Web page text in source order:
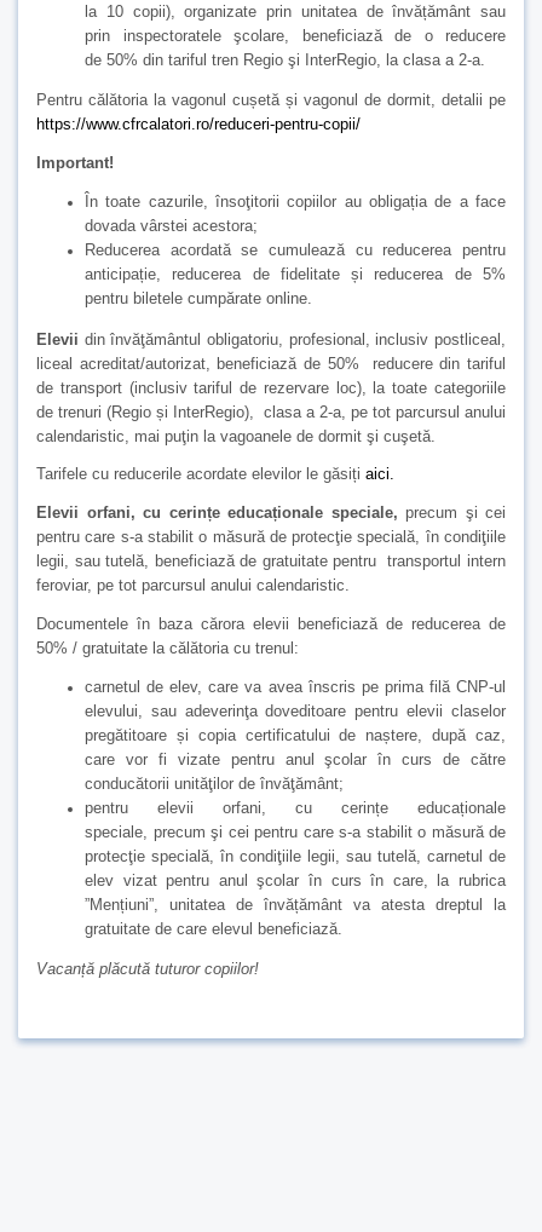
la 10 copii), organizate prin unitatea de învățământ sau
prin inspectoratele şcolare, beneficiază de o reducere
de 50% din tariful tren Regio şi InterRegio, la clasa a 2-a.
Pentru călătoria la vagonul cușetă și vagonul de dormit, detalii pe
https://www.cfrcalatori.ro/reduceri-pentru-copii/
Important!
În toate cazurile, însoţitorii copiilor au obligația de a face
dovada vârstei acestora;
Reducerea acordată se cumulează cu reducerea pentru
anticipație, reducerea de fidelitate și reducerea de 5%
pentru biletele cumpărate online.
Elevii din învăţământul obligatoriu, profesional, inclusiv postliceal,
liceal acreditat/autorizat, beneficiază de 50% reducere din tariful
de transport (inclusiv tariful de rezervare loc), la toate categoriile
de trenuri (Regio și InterRegio), clasa a 2-a, pe tot parcursul anului
calendaristic, mai puţin la vagoanele de dormit şi cuşetă.
Tarifele cu reducerile acordate elevilor le găsiți aici.
Elevii orfani, cu cerințe educaționale speciale, precum şi cei
pentru care s-a stabilit o măsură de protecţie specială, în condiţiile
legii, sau tutelă, beneficiază de gratuitate pentru transportul intern
feroviar, pe tot parcursul anului calendaristic.
Documentele în baza cărora elevii beneficiază de reducerea de
50% / gratuitate la călătoria cu trenul:
carnetul de elev, care va avea înscris pe prima filă CNP-ul
elevului, sau adeverinţa doveditoare pentru elevii claselor
pregătitoare și copia certificatului de naștere, după caz,
care vor fi vizate pentru anul şcolar în curs de către
conducătorii unităţilor de învăţământ;
pentru elevii orfani, cu cerințe educaționale
speciale, precum şi cei pentru care s-a stabilit o măsură de
protecţie specială, în condiţiile legii, sau tutelă, carnetul de
elev vizat pentru anul şcolar în curs în care, la rubrica
”Mențiuni”, unitatea de învățământ va atesta dreptul la
gratuitate de care elevul beneficiază.
Vacanță plăcută tuturor copiilor!